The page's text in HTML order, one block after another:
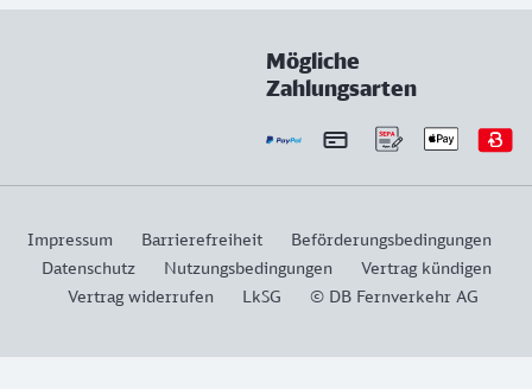
Mögliche
Zahlungsarten
Impressum Barrierefreiheit
Beförderungsbedingungen
Datenschutz
Nutzungsbedingungen
Vertrag kündigen
Vertrag widerrufen
LkSG © DB Fernverkehr AG